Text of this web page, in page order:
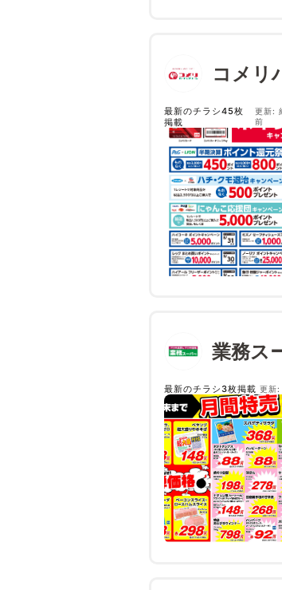
コメリ
最新のチラシ45枚
掲載
更新:
前
業務ス
最新のチラシ3枚掲載 更新: